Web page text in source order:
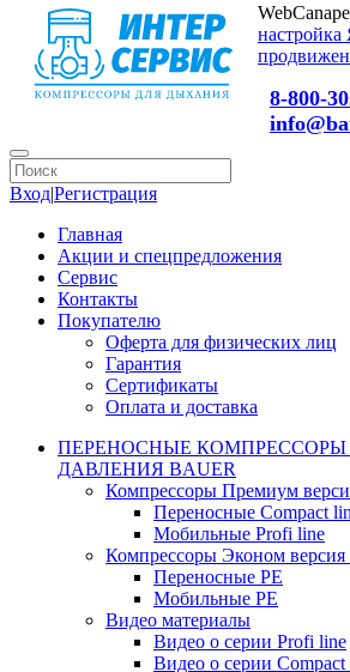
8-800-
Вход|Регистрация
Главная
Акции и спецпредложения
Сервис
Контакты
Покупателю
Оферта для физических лиц
Гарантия
Сертификаты
Оплата и доставка
ПЕРЕНОСНЫЕ
ДАВЛЕНИЯ BAUER
Компрессоры Премиум
Переносные Compact
Мобильные Profi line
Компрессоры Эконом версия
Переносные PE
Мобильные PE
Видео материалы
Видео о серии Profi line
Видео о серии Compact